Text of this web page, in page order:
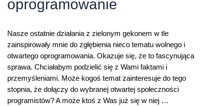
oprogramowanie
Nasze ostatnie działania z zielonym gekonem w tle
zainspirowały mnie do zgłębienia nieco tematu wolnego i
otwartego oprogramowania. Okazuje się, że to fascynująca
sprawa. Chciałabym podzielić się z Wami faktami i
przemyśleniami. Może kogoś temat zainteresuje do tego
stopnia, że dołączy do wybranej otwartej społeczności
programistów? A może ktoś z Was już się w niej …